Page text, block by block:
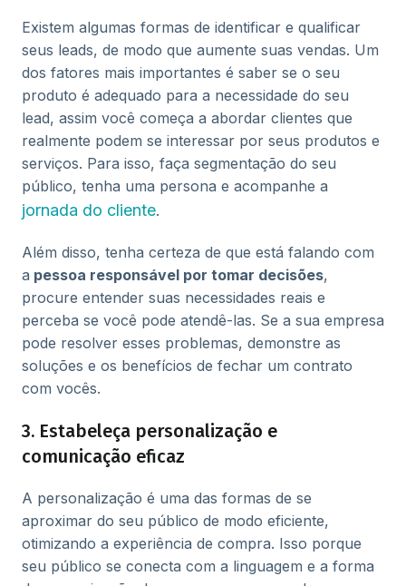
Existem algumas formas de identificar e qualificar
seus leads, de modo que aumente suas vendas. Um
dos fatores mais importantes é saber se o seu
produto é adequado para a necessidade do seu
lead, assim você começa a abordar clientes que
realmente podem se interessar por seus produtos e
serviços. Para isso, faça segmentação do seu
público, tenha uma persona e acompanhe a
jornada do cliente.
Além disso, tenha certeza de que está falando com
a pessoa responsável por tomar decisões,
procure entender suas necessidades reais e
perceba se você pode atendê-las. Se a sua empresa
pode resolver esses problemas, demonstre as
soluções e os benefícios de fechar um contrato
com vocês.
3. Estabeleça personalização e
comunicação eficaz
A personalização é uma das formas de se
aproximar do seu público de modo eficiente,
otimizando a experiência de compra. Isso porque
seu público se conecta com a linguagem e a forma